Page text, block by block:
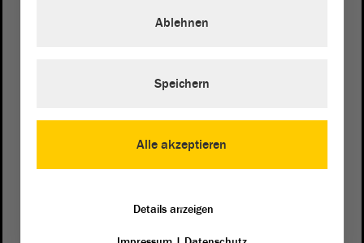
Auf Google Maps
0391 / 560 - 1123
Alle akzeptieren
Ablehnen
Speichern
Details anzeigen